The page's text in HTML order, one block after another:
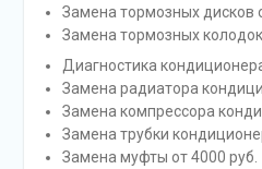
Замена тормозных дисков
Замена тормозных
Диагностика
Замена радиатора
Замена компрессора
Замена трубки
Замена муфты от 4000 руб.